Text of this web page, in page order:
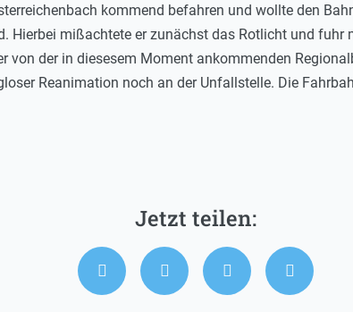
kommend befahren und wollte den
Hierbei mißachtete er zunächst das Rotlicht und fuhr
von der in diesesem Moment ankommenden
Reanimation noch an der Unfallstelle. Die